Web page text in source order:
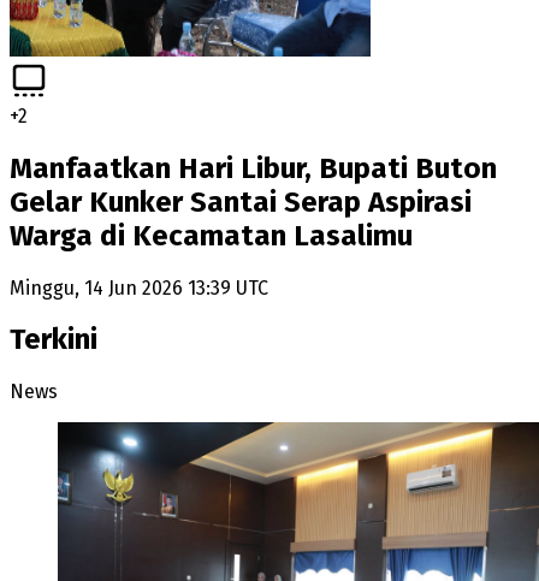
+2
Manfaatkan Hari Libur, Bupati Buton
Gelar Kunker Santai Serap Aspirasi
Warga di Kecamatan Lasalimu
Minggu, 14 Jun 2026 13:39 UTC
Terkini
News